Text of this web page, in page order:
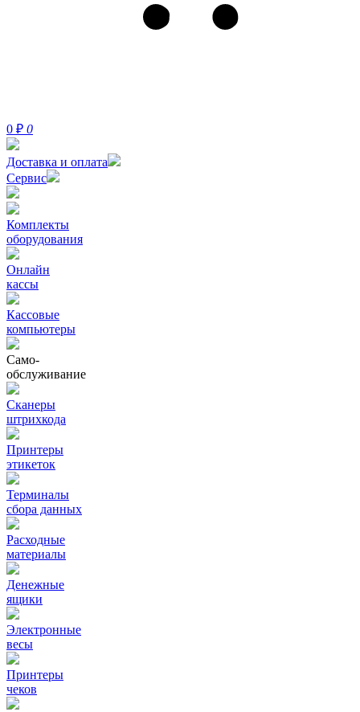
0 ₽ 0
Доставка и оплата
Сервис
Комплекты
оборудования
Онлайн
кассы
Кассовые
компьютеры
Само-
обслуживание
Сканеры
штрихкода
Принтеры
этикеток
Терминалы
сбора данных
Расходные
материалы
Денежные
ящики
Электронные
весы
Принтеры
чеков